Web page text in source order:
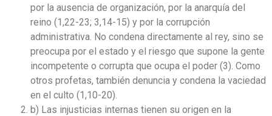
por la ausencia de organización, por la anarquía del
reino (1,22-23; 3,14-15) y por la corrupción
administrativa. No condena directamente al rey, sino se
preocupa por el estado y el riesgo que supone la gente
incompetente o corrupta que ocupa el poder (3). Como
otros profetas, también denuncia y condena la vaciedad
en el culto (1,10-20).
b) Las injusticias internas tienen su origen en la